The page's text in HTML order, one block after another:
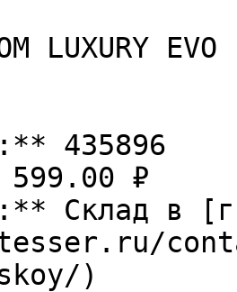
LUXURY
435896
₽
Склад в
)